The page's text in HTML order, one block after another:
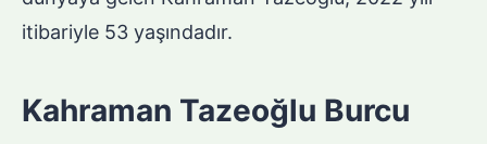
itibariyle 53 yaşındadır.
Kahraman Tazeoğlu Burcu